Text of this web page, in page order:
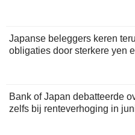
Japanse beleggers keren
obligaties door sterkere yen
Bank of Japan debatteerde
zelfs bij renteverhoging in